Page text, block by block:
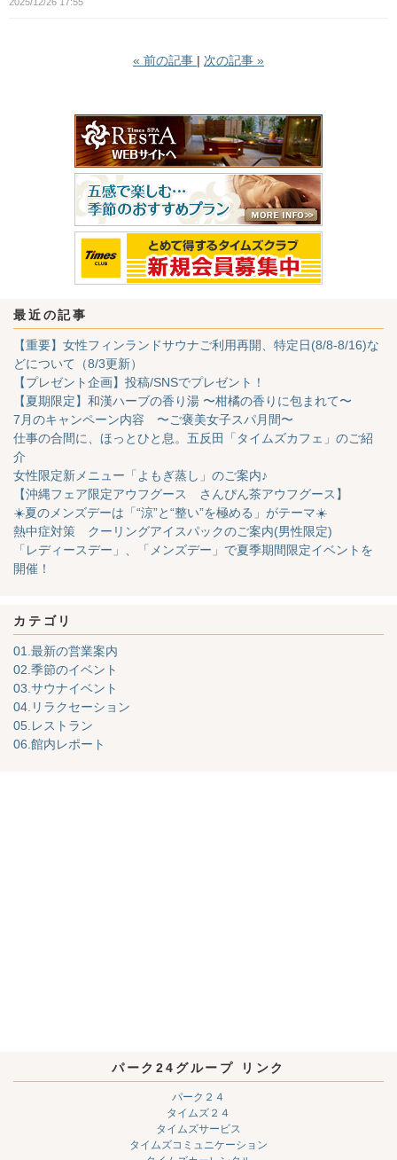
« 前の記事 次の記事 »
最近の記事
【重要】女性フィンランドサウナご利用再開、特定日(8/8-8/16)な
どについて（8/3更新）
【プレゼント企画】投稿/SNSでプレゼント！
【夏期限定】和漢ハーブの香り湯 〜柑橘の香りに包まれて〜
7月のキャンペーン内容 〜ご褒美女子スパ月間〜
仕事の合間に、ほっとひと息。五反田「タイムズカフェ」のご紹
介
女性限定新メニュー「よもぎ蒸し」のご案内♪
【沖縄フェア限定アウフグース さんぴん茶アウフグース】
☀️夏のメンズデーは「“涼”と“整い”を極める」がテーマ☀️
熱中症対策 クーリングアイスパックのご案内(男性限定)
「レディースデー」、「メンズデー」で夏季期間限定イベントを
開催！
カテゴリ
01.最新の営業案内
02.季節のイベント
03.サウナイベント
04.リラクセーション
05.レストラン
06.館内レポート
パーク24グループ リンク
パーク２４
タイムズ２４
タイムズサービス
タイムズコミュニケーション